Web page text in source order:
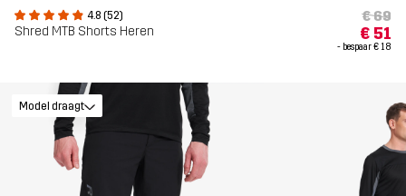
4.8 (52)
Shred MTB Shorts Heren
€ 69
€ 51
- bespaar€ 18
Model draagt